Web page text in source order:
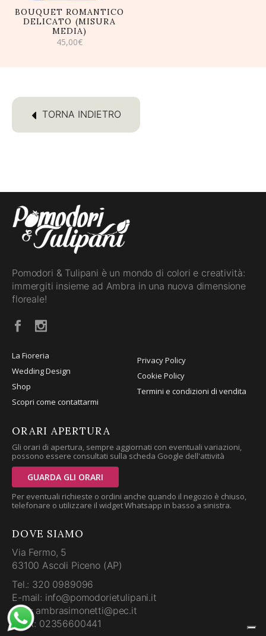
BOUQUET ROMANTICO
DELICATO (MISURA
MEDIA)
45,00€
TORNA INDIETRO
Pomodori & Tulipani è un mondo di colori e creatività:
immergiti insieme ad Ambra in una nuova dimensione
floreale!
La Fioreria
Wedding Design
Shop
Scopri come contattarmi
Privacy Policy
Cookie Policy
Termini e condizioni di vendita
ORARI APERTURA
Gli orari di apertura, sempre aggiornati con eventuali variazioni,
possono essere consultati sulla scheda Google dell'attività
GUARDA GLI ORARI
Per eventuali richieste o ordini anche quando il negozio è chiuso,
telefonare o utilizzare il widget Whatsapp in basso a sinistra.
DOVE SIAMO
Via Fermo, 5
63100 Ascoli Piceno (AP)
Tel.: 320 0989096
E-mail: info@pomodorietulipani.it
PEC: ambrasimonetti@pec.it
P.IVA: 02356600441